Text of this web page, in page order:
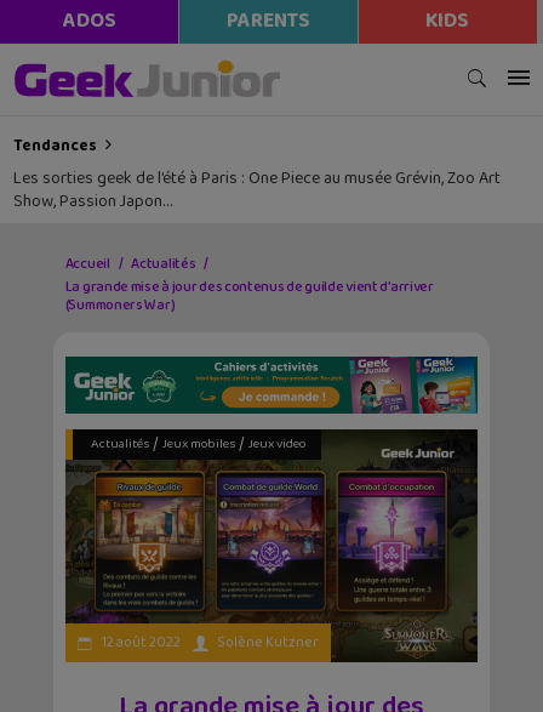
ADOS PARENTS KIDS
Tendances
Les sorties geek de l’été à Paris : One Piece au musée Grévin, Zoo Art
Show, Passion Japon…
Accueil
Actualités
La grande mise à jour des contenus de guilde vient d’arriver
(Summoners War)
Actualités/ Jeux mobiles/ Jeux video
12 août 2022 Solène Kutzner